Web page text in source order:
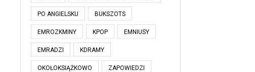
PO ANGIELSKU BUKSZOTS
EMROZKMINY KPOP EMNIUSY
EMRADZI KDRAMY
OKOŁOKSIĄŻKOWO ZAPOWIEDZI